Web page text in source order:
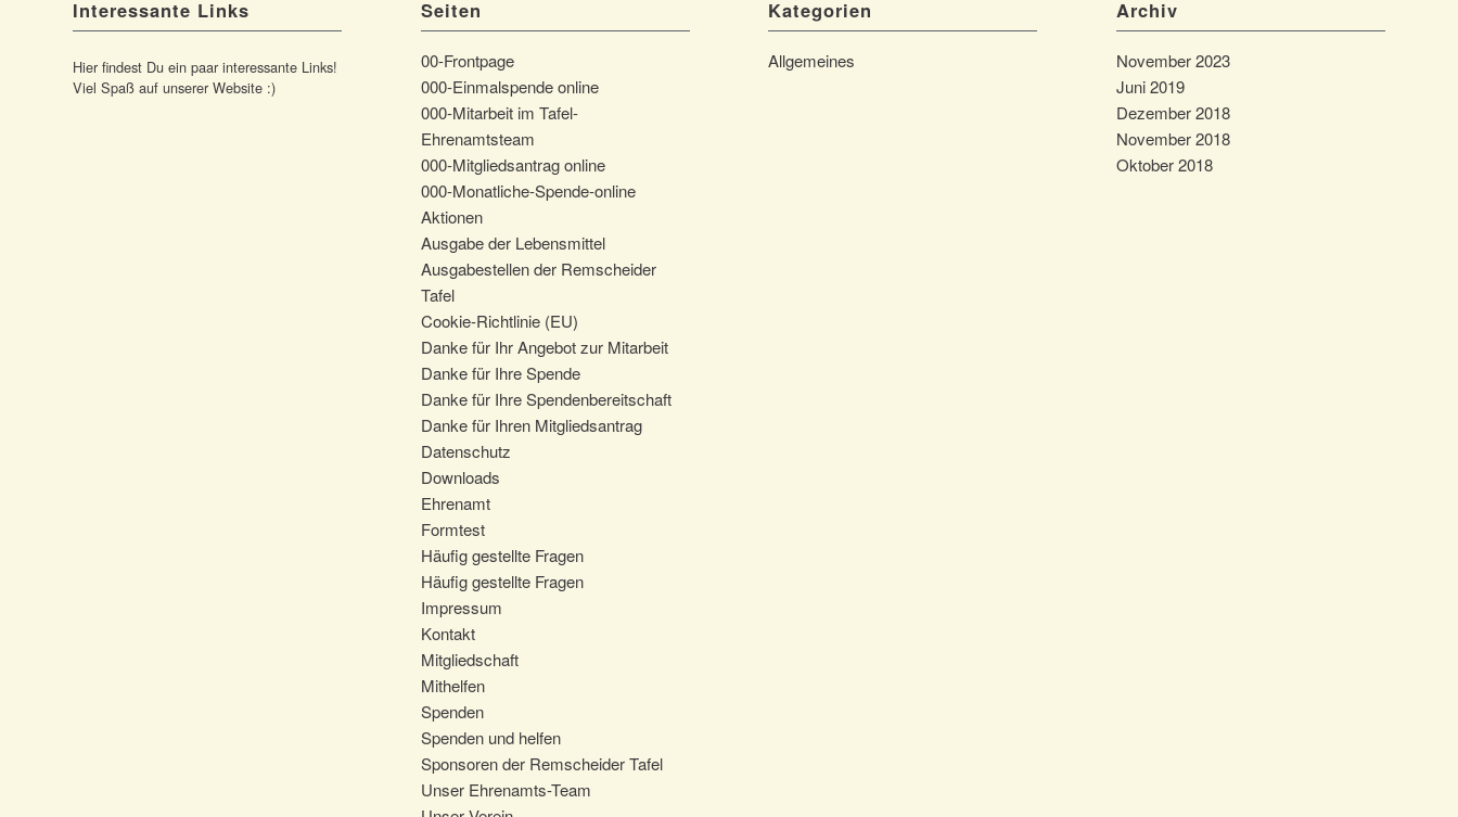
Interessante Links
Hier findest Du ein paar interessante Links!
Viel Spaß auf unserer Website :)
Seiten
00-Frontpage
000-Einmalspende online
000-Mitarbeit im Tafel-
Ehrenamtsteam
000-Mitgliedsantrag online
000-Monatliche-Spende-online
Aktionen
Ausgabe der Lebensmittel
Ausgabestellen der Remscheider
Tafel
Cookie-Richtlinie (EU)
Danke für Ihr Angebot zur Mitarbeit
Danke für Ihre Spende
Danke für Ihre Spendenbereitschaft
Danke für Ihren Mitgliedsantrag
Datenschutz
Downloads
Ehrenamt
Formtest
Häufig gestellte Fragen
Häufig gestellte Fragen
Impressum
Kontakt
Mitgliedschaft
Mithelfen
Spenden
Spenden und helfen
Sponsoren der Remscheider Tafel
Unser Ehrenamts-Team
Kategorien
Allgemeines
Archiv
November 2023
Juni 2019
Dezember 2018
November 2018
Oktober 2018